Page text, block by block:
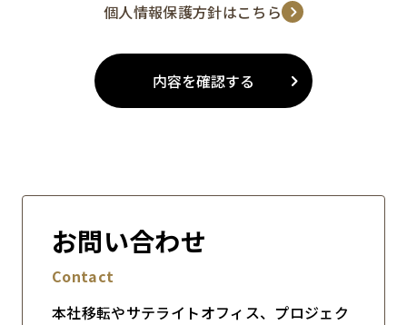
個人情報保護方針はこちら
内容を確認する
お問い合わせ
Contact
本社移転やサテライトオフィス、プロジェク